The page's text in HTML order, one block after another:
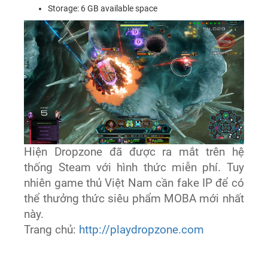
Storage: 6 GB available space
Hiện Dropzone đã được ra mắt trên hệ
thống Steam với hình thức miễn phí. Tuy
nhiên game thủ Việt Nam cần fake IP để có
thể thưởng thức siêu phẩm MOBA mới nhất
này.
Trang chủ: http://playdropzone.com